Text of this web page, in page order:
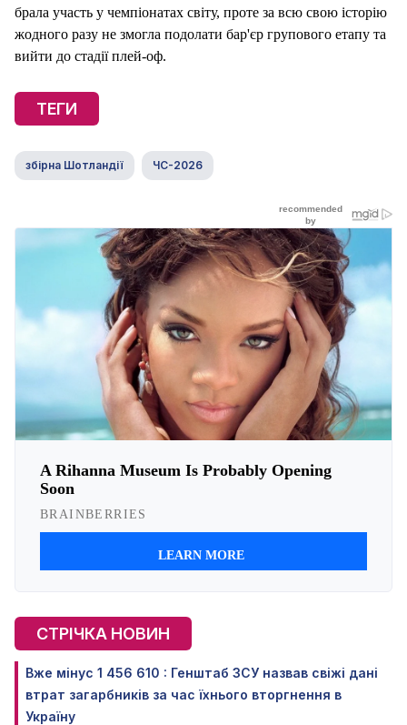
брала участь у чемпіонатах світу, проте за всю свою історію
жодного разу не змогла подолати бар'єр групового етапу та
вийти до стадії плей-оф.
ТЕГИ
збірна Шотландії ЧС-2026
СТРІЧКА НОВИН
Вже мінус 1 456 610 : Генштаб ЗСУ назвав свіжі дані
втрат загарбників за час їхнього вторгнення в
Україну